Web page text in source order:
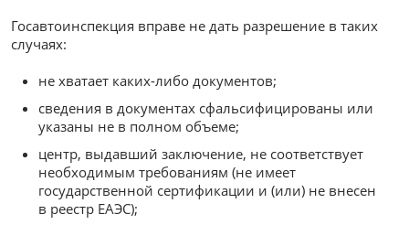
Госавтоинспекция вправе не дать разрешение в таких
случаях:
не хватает каких-либо документов;
сведения в документах сфальсифицированы или
указаны не в полном объеме;
центр, выдавший заключение, не соответствует
необходимым требованиям (не имеет
государственной сертификации и (или) не внесен
в реестр ЕАЭС);